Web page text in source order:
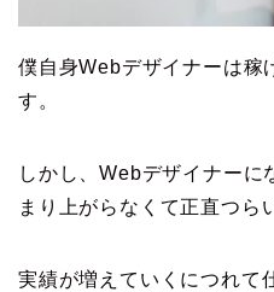
僕自身Webデザイナーは稼
す。
しかし、Webデザイナーに
まり上がらなくて正直つら
実績が増えていくにつれて